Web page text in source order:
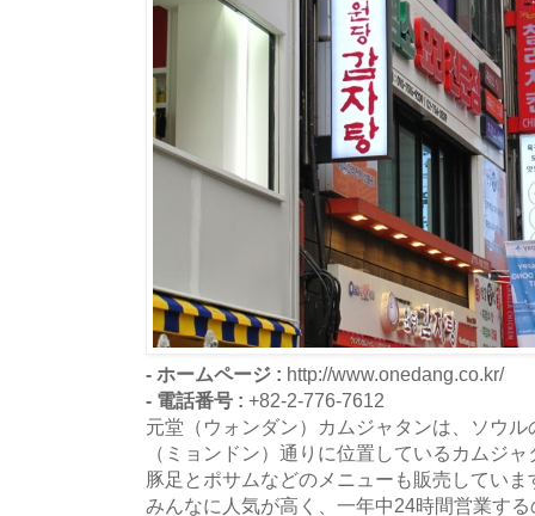
- ホームページ : http://www.onedang.co.kr/
- 電話番号 : +82-2-776-7612
元堂（ウォンダン）カムジャタンは、ソウ
（ミョンドン）通りに位置しているカムジ
豚足とポサムなどのメニューも販売してい
みんなに人気が高く、一年中24時間営業す